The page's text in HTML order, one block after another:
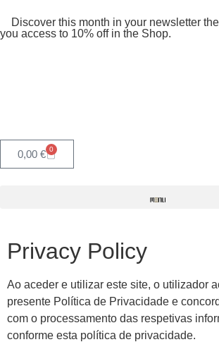
Discover this month in your newsletter
you access to 10% off in the Shop.
0,00 € 0
Privacy Policy
Ao aceder e utilizar este site, o utilizador
presente Política de Privacidade e
com o processamento das respetivas
conforme esta política de privacidade.